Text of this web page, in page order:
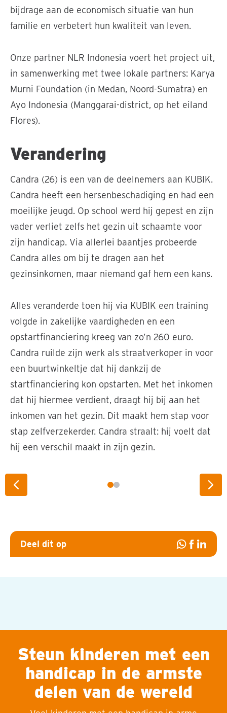
bijdrage aan de economisch situatie van hun
familie en verbetert hun kwaliteit van leven.
Onze partner NLR Indonesia voert het project uit,
in samenwerking met twee lokale partners: Karya
Murni Foundation (in Medan, Noord-Sumatra) en
Ayo Indonesia (Manggarai-district, op het eiland
Flores).
Verandering
Candra (26) is een van de deelnemers aan KUBIK.
Candra heeft een hersenbeschadiging en had een
moeilijke jeugd. Op school werd hij gepest en zijn
vader verliet zelfs het gezin uit schaamte voor
zijn handicap. Via allerlei baantjes probeerde
Candra alles om bij te dragen aan het
gezinsinkomen, maar niemand gaf hem een kans.
Alles veranderde toen hij via KUBIK een training
volgde in zakelijke vaardigheden en een
opstartfinanciering kreeg van zo’n 260 euro.
Candra ruilde zijn werk als straatverkoper in voor
een buurtwinkeltje dat hij dankzij de
startfinanciering kon opstarten. Met het inkomen
dat hij hiermee verdient, draagt hij bij aan het
inkomen van het gezin. Dit maakt hem stap voor
stap zelfverzekerder. Candra straalt: hij voelt dat
hij een verschil maakt in zijn gezin.
Candra en zijn moeder bij zijn eigen kiosk © Foto: Jeffry
Vorige slide
Deel dit op
DeelDeel
Deel
Steun kinderen met een
handicap in de armste
delen van de wereld